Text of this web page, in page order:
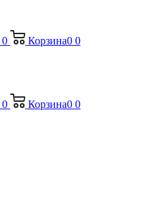
0 Корзина0 0
0 Корзина0 0